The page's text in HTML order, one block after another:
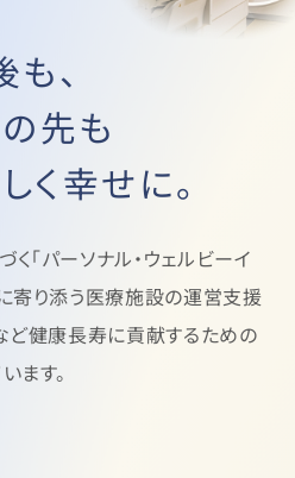
、
先も
く幸せに。
「パーソナル・ウェルビーイ
寄り添う医療施設の運営支援
ど健康長寿に貢献するための
ます。